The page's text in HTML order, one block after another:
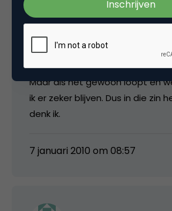
kunnen vinden…Laggards, heten
;). Maar goed, als je als bedrijf
dat het merendeel van de
via de website gaat, dan zou ik
misschien ook wel terugtrekken
Maar als het gewoon loopt en
ik er zeker blijven. Dus in die zin
denk ik.
7 januari 2010 om 08:57